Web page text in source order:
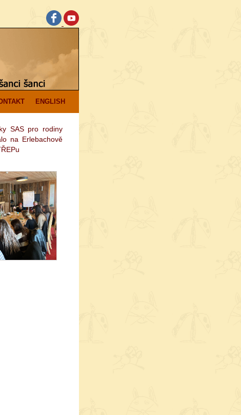
ENGLISH
SAS pro rodiny
na Erlebachově